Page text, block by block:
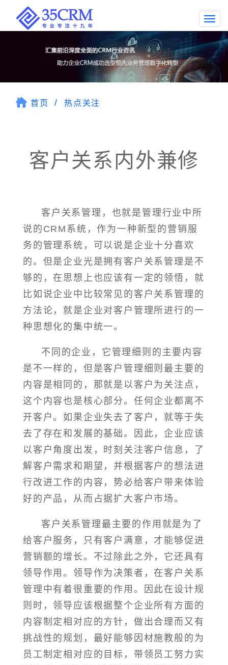
首页 热点关注
客户关系内外兼修
客户关系管理，也就是管理行业中所
说的CRM系统，作为一种新型的营销服
务的管理系统，可以说是企业十分喜欢
的。但是企业光是拥有客户关系管理是不
够的，在思想上也应该有一定的领悟，就
比如说企业中比较常见的客户关系管理的
方法论，就是企业对客户管理所进行的一
种思想化的集中统一。
不同的企业，它管理细则的主要内容
是不一样的，但是客户管理细则最主要的
内容是相同的，那就是以客户为关注点，
这个内容也是核心部分。任何企业都离不
开客户。如果企业失去了客户，就等于失
去了存在和发展的基础。因此，企业应该
以客户角度出发，时刻关注客户信息，了
解客户需求和期望，并根据客户的想法进
行改进工作的内容，势必给客户带来体验
好的产品，从而占据扩大客户市场。
客户关系管理最主要的作用就是为了
给客户服务，只有客户满意，才能够促进
营销额的增长。不过除此之外，它还具有
领导作用。领导作为决策者，在客户关系
管理中有着很重要的作用。因此在设计规
则时，领导应该根据整个企业所有方面的
内容制定相对应的方针，做出合理而又有
挑战性的规划，最好能够因材施教般的为
员工制定相对应的目标，带领员工努力实